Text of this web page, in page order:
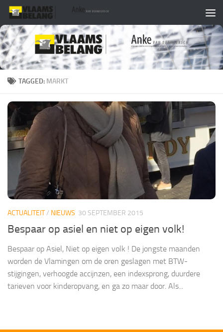
Skip to content
TAGGED: MARKT
ACTUALITEIT/ NIEUWS 30 SEPTEMBER 2015
Bespaar op asiel en niet op eigen volk!
Bespaar op Asiel, Niet op eigen volk ! De jongste maanden
worden de Vlamingen om de oren geslagen met BTW-
stijgingen, verhoogde accijnzen, een indexsprong, duurdere
tarieven voor kinderopvang, en ga zo maar door. Als...